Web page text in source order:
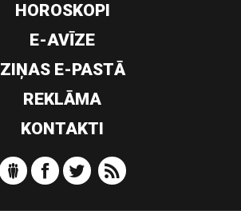
HOROSKOPI
E-AVĪZE
ZIŅAS E-PASTĀ
REKLĀMA
KONTAKTI